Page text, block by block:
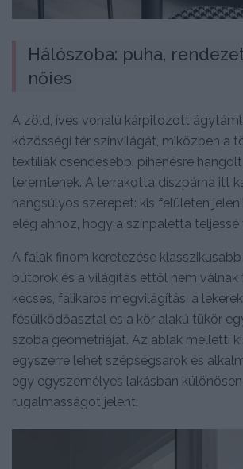
Hálószoba: puha,
nőies
A zöld, íves vonalú kárpitozott
közösségi tér színvilágát, miközben a
textíliák csendesebb, pihenésre
teremtenek. A terrakotta díszpárna itt
hangsúlyos szerepet: kis felületen
elég ahhoz, hogy a színpaletta teljessé
A falak finom keretezése
bútorok és a világítás ettől nem válnak
kecses, falikaros megvilágítás, a
fésülködőasztal és a kör alakú tükör
szoba geometriáját. Az ablak melletti
egyszerre lehet szépségsarok és
egy egyszemélyes lakásban
rugalmasságot jelent.